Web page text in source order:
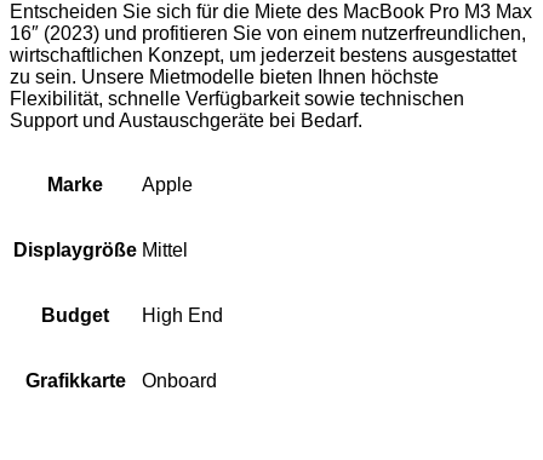
Entscheiden Sie sich für die Miete des MacBook Pro M3 Max
16″ (2023) und profitieren Sie von einem nutzerfreundlichen,
wirtschaftlichen Konzept, um jederzeit bestens ausgestattet
zu sein. Unsere Mietmodelle bieten Ihnen höchste
Flexibilität, schnelle Verfügbarkeit sowie technischen
Support und Austauschgeräte bei Bedarf.
Marke Apple
Displaygröße Mittel
Budget High End
Grafikkarte Onboard